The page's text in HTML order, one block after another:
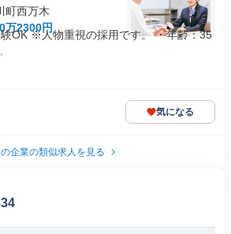
町西万木
万2300円
OK ※人物重視の採用です。 ・年齢：35
気になる
企業の類似求人を見る